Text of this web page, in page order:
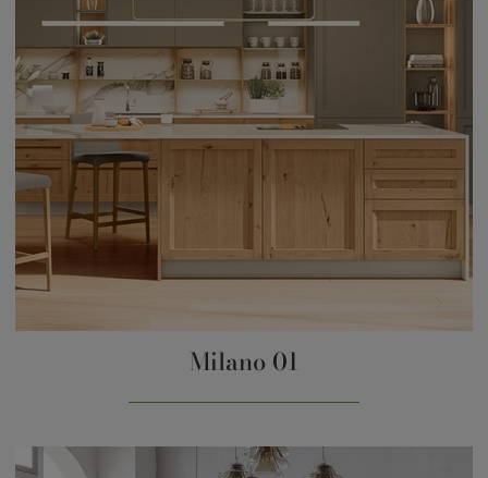
Milano 01